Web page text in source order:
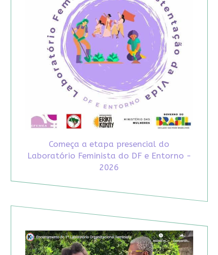
Começa a etapa presencial do
Laboratório Feminista do DF e Entorno -
2026